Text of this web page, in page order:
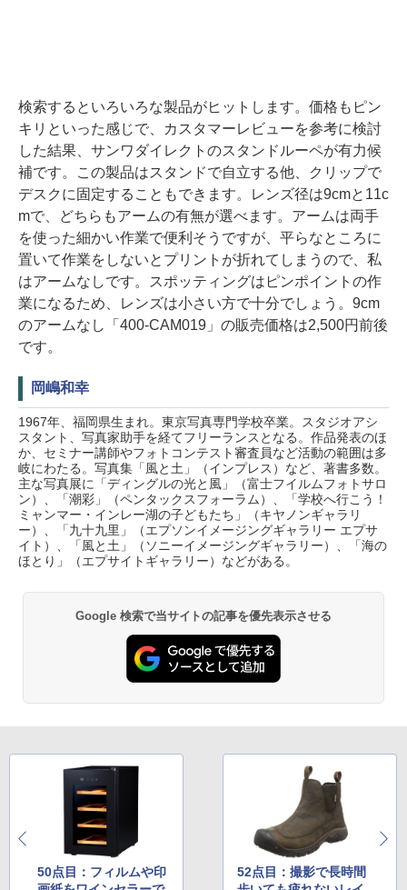
検索するといろいろな製品がヒットします。価格もピン
キリといった感じで、カスタマーレビューを参考に検討
した結果、サンワダイレクトのスタンドルーペが有力候
補です。この製品はスタンドで自立する他、クリップで
デスクに固定することもできます。レンズ径は9cmと11c
mで、どちらもアームの有無が選べます。アームは両手
を使った細かい作業で便利そうですが、平らなところに
置いて作業をしないとプリントが折れてしまうので、私
はアームなしです。スポッティングはピンポイントの作
業になるため、レンズは小さい方で十分でしょう。9cm
のアームなし「400-CAM019」の販売価格は2,500円前後
です。
岡嶋和幸
1967年、福岡県生まれ。東京写真専門学校卒業。スタジオアシ
スタント、写真家助手を経てフリーランスとなる。作品発表のほ
か、セミナー講師やフォトコンテスト審査員など活動の範囲は多
岐にわたる。写真集「風と土」（インプレス）など、著書多数。
主な写真展に「ディングルの光と風」（富士フイルムフォトサロ
ン）、「潮彩」（ペンタックスフォーラム）、「学校へ行こう！
ミャンマー・インレー湖の子どもたち」（キヤノンギャラリ
ー）、「九十九里」（エプソンイメージングギャラリー エプサ
イト）、「風と土」（ソニーイメージングギャラリー）、「海の
ほとり」（エプサイトギャラリー）などがある。
Google 検索で当サイトの記事を優先表示させる
50点目：フィルムや印
52点目：撮影で長時間